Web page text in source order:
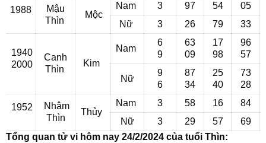
1988
Mậu
Thìn
Mộc
Nam 3 97 54
05
Nữ
3 26 79 33
1940
2000
Canh
Thìn
Kim
Nam
6
9
63
09
17
98
96
57
Nữ
9
6
87
34
25
40
73
28
1952
Nhâm
Thìn
Thủy
Nam 3 58 16
84
Nữ
3 29 57
69
Tổng quan tử vi hôm nay 24/2/2024 của tuổi Thìn: